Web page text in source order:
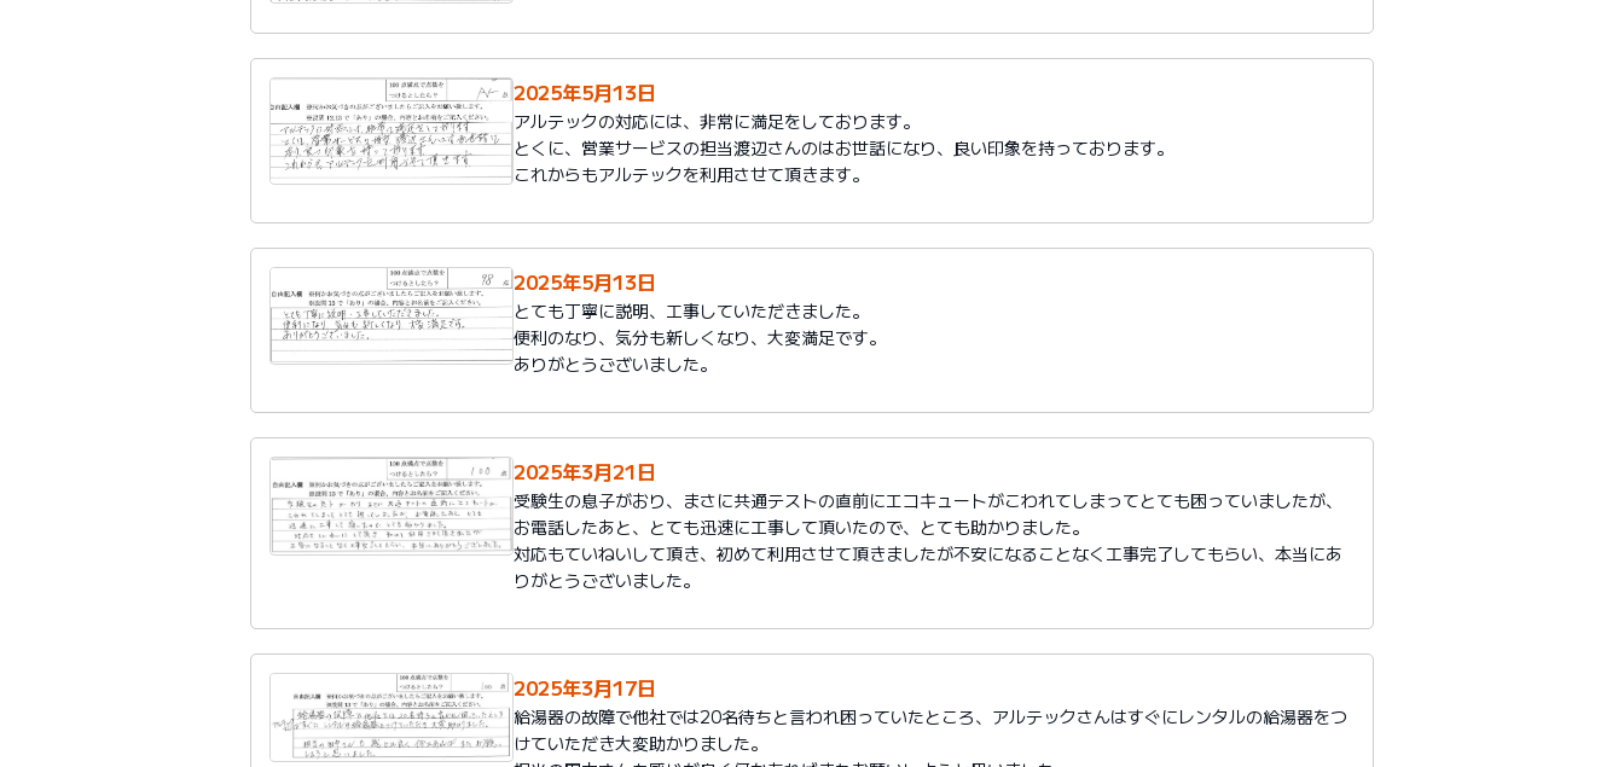
2025年5月13日
アルテックの対応には、非常に満足をしております。
とくに、営業サービスの担当渡辺さんのはお世話になり、良い印象を持っております。
これからもアルテックを利用させて頂きます。
2025年5月13日
とても丁寧に説明、工事していただきました。
便利のなり、気分も新しくなり、大変満足です。
ありがとうございました。
2025年3月21日
受験生の息子がおり、まさに共通テストの直前にエコキュートがこわれてしまってとても困っていましたが、
お電話したあと、とても迅速に工事して頂いたので、とても助かりました。
対応もていねいして頂き、初めて利用させて頂きましたが不安になることなく工事完了してもらい、本当にあ
りがとうございました。
2025年3月17日
給湯器の故障で他社では20名待ちと言われ困っていたところ、アルテックさんはすぐにレンタルの給湯器をつ
けていただき大変助かりました。